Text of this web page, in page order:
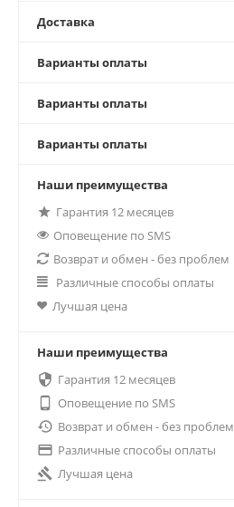
Доставка
Варианты оплаты
Варианты оплаты
Варианты оплаты
Наши преимущества
Гарантия 12 месяцев
Оповещение по SMS
Возврат и обмен - без проблем
Различные способы оплаты
Лучшая цена
Наши преимущества
 Гарантия 12 месяцев

Оповещение по SMS
 Возврат и обмен - без проблем
 Различные способы оплаты
 Лучшая цена